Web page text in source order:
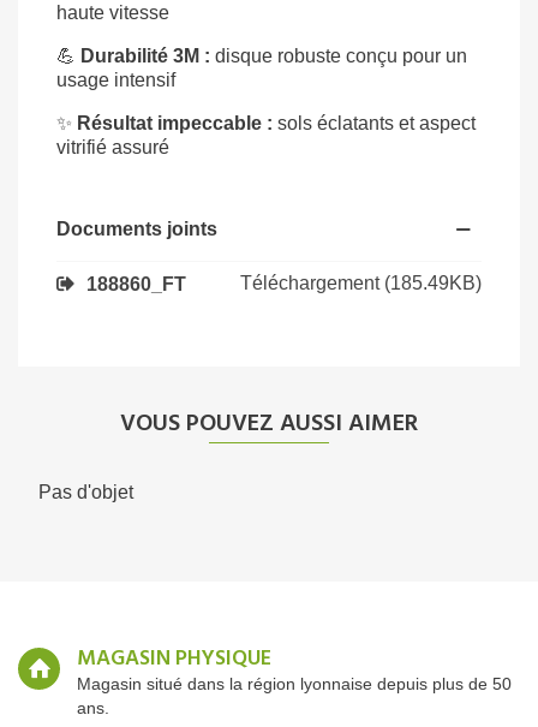
haute vitesse
💪 Durabilité 3M : disque robuste conçu pour un
usage intensif
✨ Résultat impeccable : sols éclatants et aspect
vitrifié assuré
Documents joints
188860_FT Téléchargement (185.49KB)
VOUS POUVEZ AUSSI AIMER
Pas d'objet
MAGASIN PHYSIQUE
Magasin situé dans la région lyonnaise depuis plus de 50
ans.